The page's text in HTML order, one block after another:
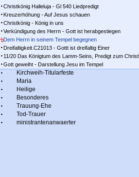
Christkönig Halleluja - Gl 540 Liedpredigt
Kreuzerhöhung - Auf Jesus schauen
Christkönig - König in uns
Verkündigung des Herrn - Gott ist herabgestiegen
Dem Herrn in seinem Tempel begegnen
Dreifaltigkeit.C21013 - Gottt ist dreifaltig Einer
11/20 Das Königtum des Lamm-Seins, Predigt zum
Gott geweiht - Darstellung Jesu im Tempel
Kirchweih-Titularfeste
Maria
Heilige
Besonderes
Trauung-Ehe
Tod-Trauer
ministrantenanwaerter